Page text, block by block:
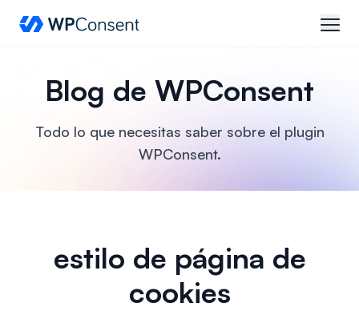
WPConsent
Blog de WPConsent
Todo lo que necesitas saber sobre el plugin
WPConsent.
estilo de página de
cookies